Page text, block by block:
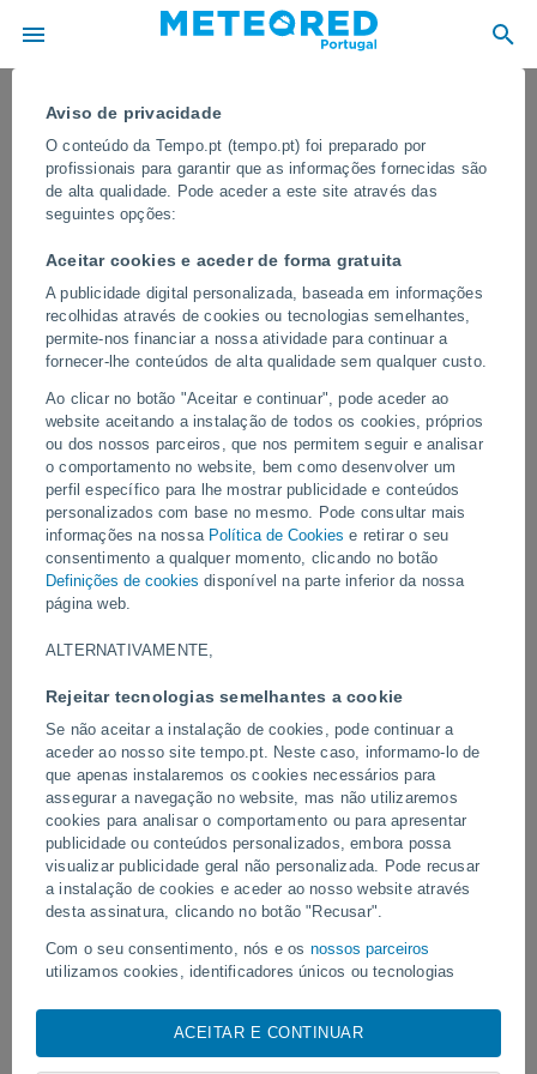
Aviso de privacidade
O conteúdo da Tempo.pt (tempo.pt) foi preparado por
profissionais para garantir que as informações fornecidas são
de alta qualidade. Pode aceder a este site através das
seguintes opções:
Aceitar cookies e aceder de forma gratuita
A publicidade digital personalizada, baseada em informações
recolhidas através de cookies ou tecnologias semelhantes,
permite-nos financiar a nossa atividade para continuar a
fornecer-lhe conteúdos de alta qualidade sem qualquer custo.
Ao clicar no botão "Aceitar e continuar", pode aceder ao
website aceitando a instalação de todos os cookies, próprios
ou dos nossos parceiros, que nos permitem seguir e analisar
o comportamento no website, bem como desenvolver um
perfil específico para lhe mostrar publicidade e conteúdos
personalizados com base no mesmo. Pode consultar mais
informações na nossa Política de Cookies e retirar o seu
consentimento a qualquer momento, clicando no botão
Definições de cookies disponível na parte inferior da nossa
página web.
ALTERNATIVAMENTE,
Rejeitar tecnologias semelhantes a cookie
Se não aceitar a instalação de cookies, pode continuar a
aceder ao nosso site tempo.pt. Neste caso, informamo-lo de
que apenas instalaremos os cookies necessários para
assegurar a navegação no website, mas não utilizaremos
cookies para analisar o comportamento ou para apresentar
publicidade ou conteúdos personalizados, embora possa
visualizar publicidade geral não personalizada. Pode recusar
a instalação de cookies e aceder ao nosso website através
desta assinatura, clicando no botão "Recusar".
Com o seu consentimento, nós e os nossos parceiros
utilizamos cookies, identificadores únicos ou tecnologias
IP e identificadores de cookies. É possível que alguns
fornecedores possam processar os seus dados pessoais com
ACEITAR E CONTINUAR
Uma colina desaba em Hazaribag,
Índia! A encosta cedeu após fortes
chuvas, causando pânico entre os
moradores
O incidente destacou a instabilidade da encosta, levantando
preocupações entre autoridades e moradores sobre potenciais
riscos futuros durante a temporada de monções.
Ontem
avistado em Zapponeta, Itália
Pelotas, Brasil.